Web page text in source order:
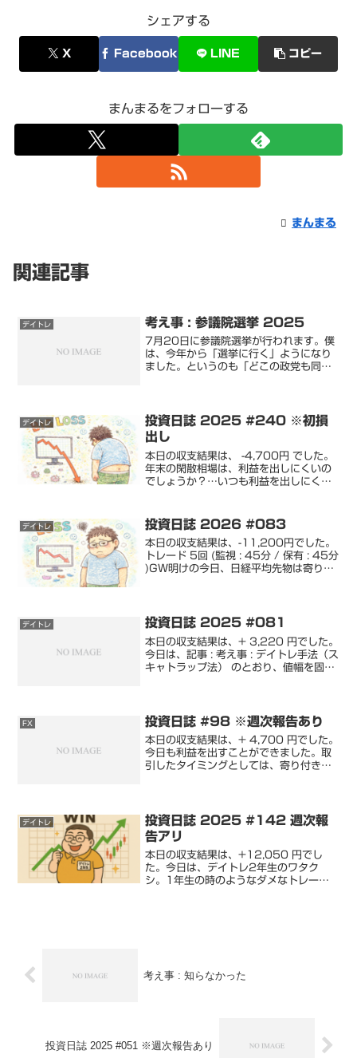
シェアする
X Facebook LINE コピー
まんまるをフォローする
まんまる
関連記事
デイトレ 考え事 : 参議院選挙 2025
7月20日に参議院選挙が行われます。僕
は、今年から「選挙に行く」ようになり
ました。というのも「どこの政党も同
ないことこそが、現在の与...
デイトレ
投資日誌 2025 #240 ※初損
出し
本日の収支結果は、 -4,700円 でした。
年末の閑散相場は、利益を出しにくいの
でしょうか？…いつも利益を出しにくい
たが、現物取引で普段とは違うことをし
ています。という...
デイトレ 投資日誌 2026 #083
本日の収支結果は、-11,200円でした。
トレード 5回 (監視 : 45分 / 保有 : 45分
)GW明けの今日、日経平均先物は寄り付
デイトレ 投資日誌 2025 #081
本日の収支結果は、+ 3,220 円でした。
今日は、記事 : 考え事 : デイトレ手法（ス
キャトラップ法） のとおり、値幅を固定
が、...
FX 投資日誌 #98 ※週次報告あり
本日の収支結果は、+ 4,700 円でした。
今日も利益を出すことができました。取
引したタイミングとしては、寄り付き付
IHIは...
デイトレ
投資日誌 2025 #142 週次報
告アリ
本日の収支結果は、+12,050 円でし
た。今日は、デイトレ2年生のワタク
シ。1年生の時のようなダメなトレード
考え事 : 知らなかった
投資日誌 2025 #051 ※週次報告あり